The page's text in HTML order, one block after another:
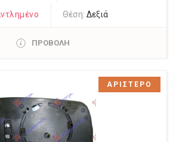
Θέση:Δεξιά
ΠΡΟΒΟΛΗ
ΑΡΙΣΤΕΡΟ